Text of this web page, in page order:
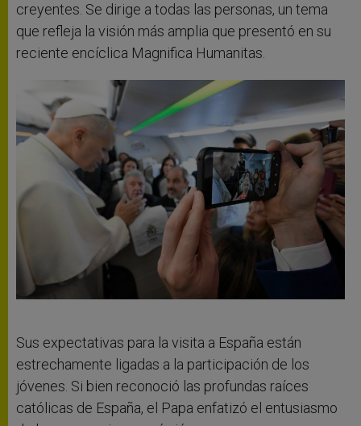
creyentes. Se dirige a todas las personas, un tema
que refleja la visión más amplia que presentó en su
reciente encíclica Magnifica Humanitas.
Sus expectativas para la visita a España están
estrechamente ligadas a la participación de los
jóvenes. Si bien reconoció las profundas raíces
católicas de España, el Papa enfatizó el entusiasmo